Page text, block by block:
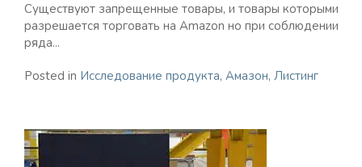
Существуют запрещенные товары, и товары которыми
разрешается торговать на Amazon но при соблюдении
ряда...
Posted in Исследование продукта, Амазон, Листинг